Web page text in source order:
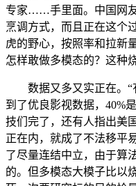
专家……手里面。中国网
烹调方式，而且正在这个
虎的野心，按照率和拉新
怎样敢做多模态的？这种
数据又多又实正在。“
到了优良影视数据，40%
技们完了，还有人指出美
正在内，就成了不法移平
了尽量连结中立，由于算
的。但多模态大模子比以